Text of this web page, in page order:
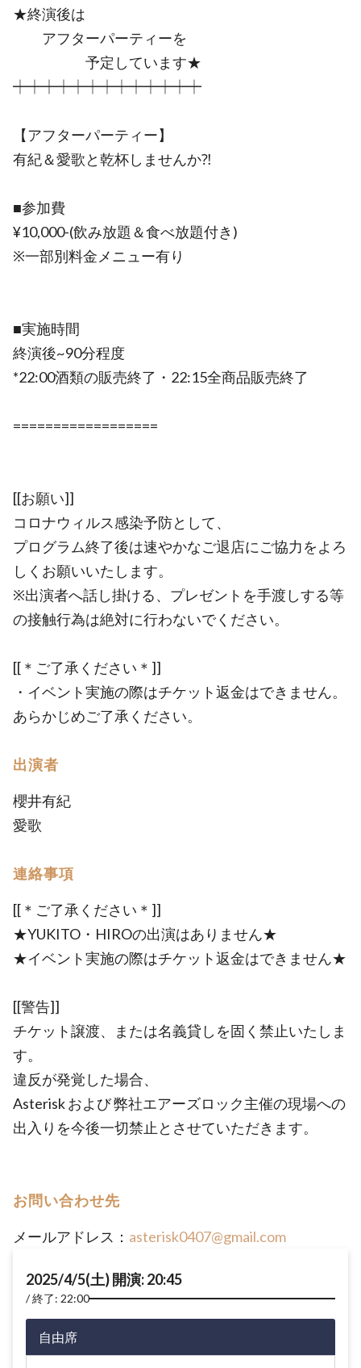
★終演後は
アフターパーティーを
予定しています★
┿┿┿┿┿┿┿┿┿┿┿┿┿
【アフターパーティー】
有紀＆愛歌と乾杯しませんか⁈
■参加費
¥10,000-(飲み放題＆食べ放題付き)
※一部別料金メニュー有り
■実施時間
終演後~90分程度
*22:00酒類の販売終了・22:15全商品販売終了
==================
[[お願い]]
コロナウィルス感染予防として、
プログラム終了後は速やかなご退店にご協力をよろ
しくお願いいたします。
※出演者へ話し掛ける、プレゼントを手渡しする等
の接触行為は絶対に行わないでください。
[[＊ご了承ください＊]]
・イベント実施の際はチケット返金はできません。
あらかじめご了承ください。
出演者
櫻井有紀
愛歌
連絡事項
[[＊ご了承ください＊]]
★YUKITO・HIROの出演はありません★
★イベント実施の際はチケット返金はできません★
[[警告]]
チケット譲渡、または名義貸しを固く禁止いたしま
す。
違反が発覚した場合、
Asterisk および 弊社エアーズロック主催の現場への
出入りを今後一切禁止とさせていただきます。
お問い合わせ先
メールアドレス： asterisk0407@gmail.com
2025/4/5(土) 開演: 20:45
終了: 22:00
自由席